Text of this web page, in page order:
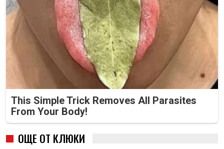
This Simple Trick Removes All Parasites
From Your Body!
ОЩЕ ОТ КЛЮКИ